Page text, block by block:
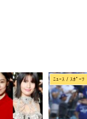
ﾆｭｰｽ / ｽﾎﾟｰﾂ